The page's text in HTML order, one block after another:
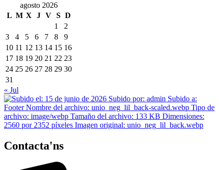
agosto 2026
L M X J V S D
1
2
3
4 5 6 7 8
9
10 11 12 13 14 15 16
17 18 19 20 21 22 23
24 25 26 27 28 29 30
31
« Jul
Contacta'ns